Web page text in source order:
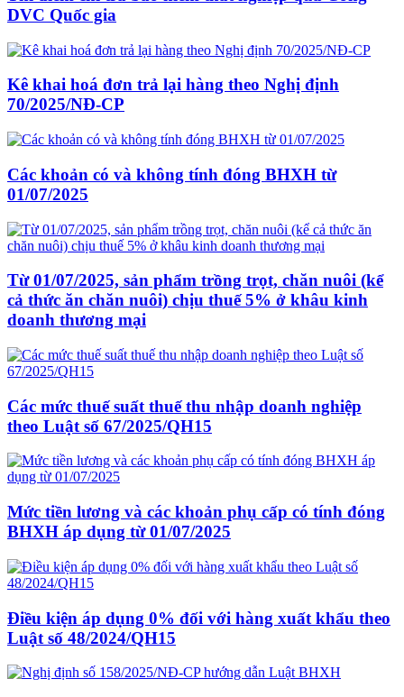
DVC Quốc gia
Kê khai hoá đơn trả lại hàng theo Nghị định
70/2025/NĐ-CP
Các khoản có và không tính đóng BHXH từ
01/07/2025
Từ 01/07/2025, sản phẩm trồng trọt, chăn nuôi (kể
cả thức ăn chăn nuôi) chịu thuế 5% ở khâu kinh
doanh thương mại
Các mức thuế suất thuế thu nhập doanh nghiệp
theo Luật số 67/2025/QH15
Mức tiền lương và các khoản phụ cấp có tính đóng
BHXH áp dụng từ 01/07/2025
Điều kiện áp dụng 0% đối với hàng xuất khẩu theo
Luật số 48/2024/QH15